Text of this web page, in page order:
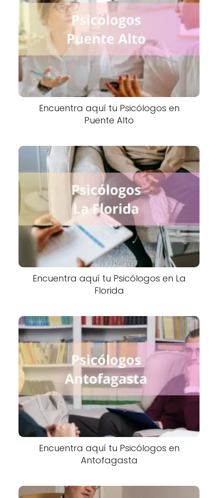
Encuentra aquí tu Psicólogos en
Puente Alto
Encuentra aquí tu Psicólogos en La
Florida
Encuentra aquí tu Psicólogos en
Antofagasta